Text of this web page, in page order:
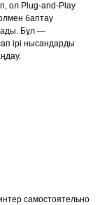
ол Plug-and-Play
баптау
Бұл —
ірі нысандарды
самостоятельно